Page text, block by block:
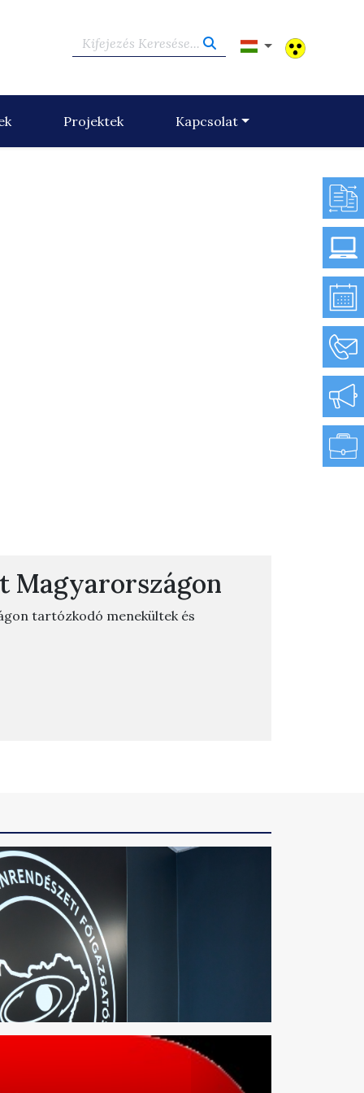
Kifejezés Keresése...
Projektek Kapcsolat
Magyarországon
tartózkodó menekültek és